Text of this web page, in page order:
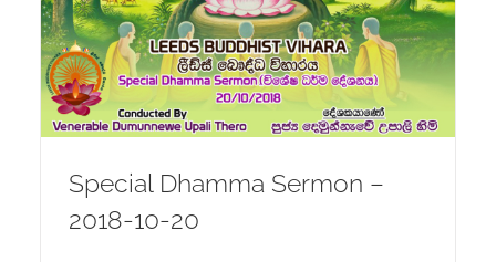
Special Dhamma Sermon –
2018-10-20